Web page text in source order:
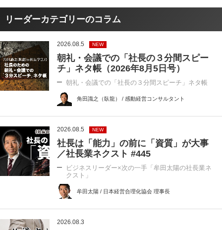
リーダーカテゴリーのコラム
2026.08.5 NEW
朝礼・会議での「社長の３分間スピー
チ」ネタ帳（2026年8月5日号）
朝礼・会議での「社長の３分間スピーチ」ネタ帳
角田識之（臥龍） / 感動経営コンサルタント
2026.08.5 NEW
社長は「能力」の前に「資質」が大事
／社長業ネクスト #445
ビジネスリーダー×次の一手「牟田太陽の社長業ネ
クスト」
牟田太陽 / 日本経営合理化協会 理事長
2026.08.3